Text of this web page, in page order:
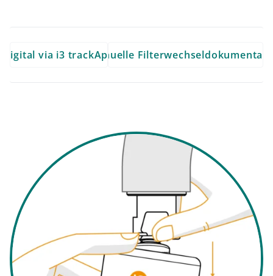
Digital via i3 trackApp
Manuelle